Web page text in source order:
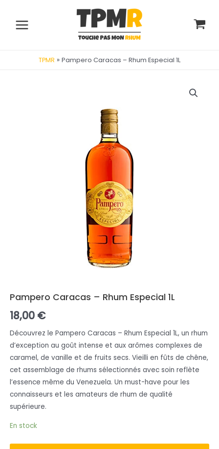
contenu
Main
TPMR » Pampero Caracas – Rhum Especial 1L
Pampero Caracas – Rhum Especial 1L
18,00 €
Découvrez le Pampero Caracas – Rhum Especial 1L, un rhum
d’exception au goût intense et aux arômes complexes de
caramel, de vanille et de fruits secs. Vieilli en fûts de chêne,
cet assemblage de rhums sélectionnés avec soin reflète
l’essence même du Venezuela. Un must-have pour les
connaisseurs et les amateurs de rhum de qualité
supérieure.
En stock